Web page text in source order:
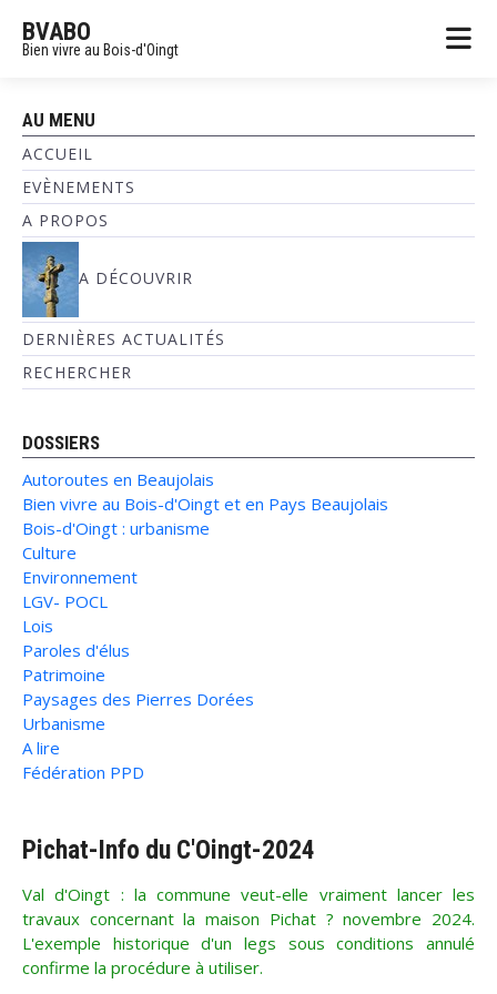
BVABO
Bien vivre au Bois-d'Oingt
AU MENU
ACCUEIL
EVÈNEMENTS
A PROPOS
A DÉCOUVRIR
DERNIÈRES ACTUALITÉS
RECHERCHER
DOSSIERS
Autoroutes en Beaujolais
Bien vivre au Bois-d'Oingt et en Pays Beaujolais
Bois-d'Oingt : urbanisme
Culture
Environnement
LGV- POCL
Lois
Paroles d'élus
Patrimoine
Paysages des Pierres Dorées
Urbanisme
A lire
Fédération PPD
Pichat-Info du C'Oingt-2024
Val d'Oingt : la commune veut-elle vraiment lancer les
travaux concernant la maison Pichat ? novembre 2024.
L'exemple historique d'un legs sous conditions annulé
confirme la procédure à utiliser.